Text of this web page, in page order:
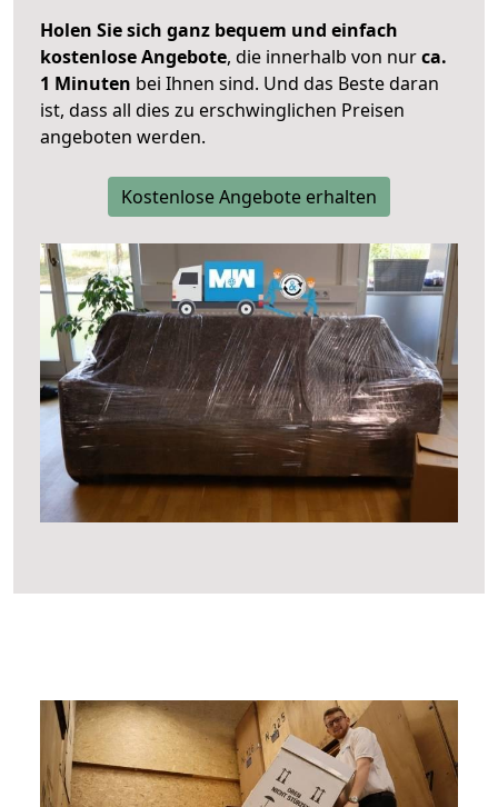
Holen Sie sich ganz bequem und einfach
kostenlose Angebote, die innerhalb von nurca.
1 Minuten bei Ihnen sind. Und das Beste daran
ist, dass all dies zu erschwinglichen Preisen
angeboten werden.
Kostenlose Angebote erhalten